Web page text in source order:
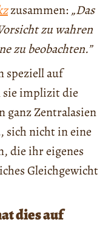
zusammen: „Das
zu wahren
zu beobachten.”
speziell auf
sie implizit die
ganz Zentralasien
sich nicht in eine
die ihr eigenes
Gleichgewicht
dies auf